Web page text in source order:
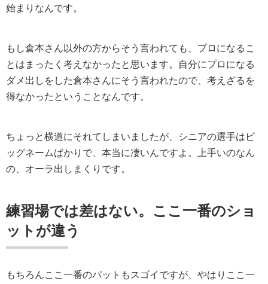
始まりなんです。
もし倉本さん以外の方からそう言われても、プロになるこ
とはまったく考えなかったと思います。自分にプロになる
ダメ出しをした倉本さんにそう言われたので、考えざるを
得なかったということなんです。
ちょっと横道にそれてしまいましたが、シニアの選手はビ
ッグネームばかりで、本当に凄いんですよ。上手いのなん
の、オーラ出しまくりです。
練習場では差はない。ここ一番のショ
ットが違う
もちろんここ一番のパットもスゴイですが、やはりここ一